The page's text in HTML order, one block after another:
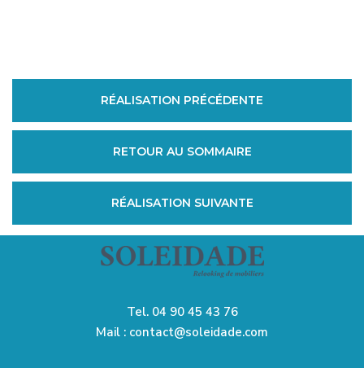
RÉALISATION PRÉCÉDENTE
RETOUR AU SOMMAIRE
RÉALISATION SUIVANTE
Tel. 04 90 45 43 76
Mail : contact@soleidade.com